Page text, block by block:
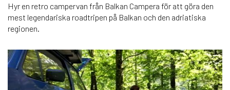
Hyr en retro campervan från Balkan Campera för att göra den
mest legendariska roadtripen på Balkan och den adriatiska
regionen.